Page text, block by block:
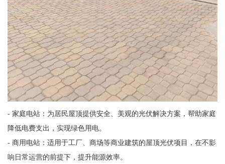
- 家庭电站：为居民屋顶提供安全、美观的光伏解决方案，帮助家庭
降低电费支出，实现绿色用电。
- 商用电站：适用于工厂、商场等商业建筑的屋顶光伏项目，在不影
响日常运营的前提下，提升能源效率。